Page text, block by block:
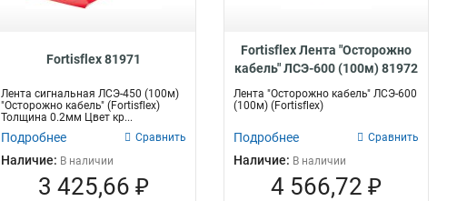
Fortisflex 81971
Лента сигнальная ЛСЭ-450 (100м)
"Осторожно кабель" (Fortisflex)
Толщина 0.2мм Цвет кр...
Подробнее Сравнить
Наличие: В наличии
3 425,66 ₽
Fortisflex Лента "Осторожно
кабель" ЛСЭ-600 (100м) 81972
Лента "Осторожно кабель" ЛСЭ-600
(100м) (Fortisflex)
Подробнее Сравнить
Наличие: В наличии
4 566,72 ₽